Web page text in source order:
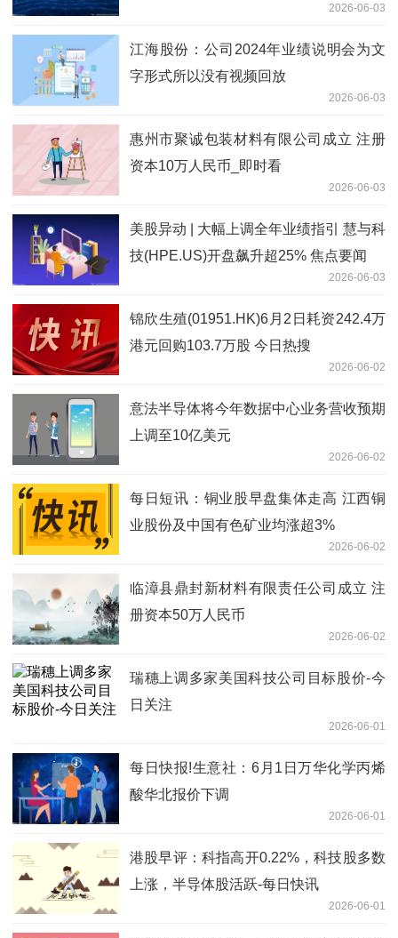
2026-06-03
江海股份：公司2024年业绩说明会为文
字形式所以没有视频回放
2026-06-03
惠州市聚诚包装材料有限公司成立 注册
资本10万人民币_即时看
2026-06-03
美股异动 | 大幅上调全年业绩指引 慧与科
技(HPE.US)开盘飙升超25% 焦点要闻
2026-06-03
锦欣生殖(01951.HK)6月2日耗资242.4万
港元回购103.7万股 今日热搜
2026-06-02
意法半导体将今年数据中心业务营收预期
上调至10亿美元
2026-06-02
每日短讯：铜业股早盘集体走高 江西铜
业股份及中国有色矿业均涨超3%
2026-06-02
临漳县鼎封新材料有限责任公司成立 注
册资本50万人民币
2026-06-02
瑞穗上调多家美国科技公司目标股价-今
日关注
2026-06-01
每日快报!生意社：6月1日万华化学丙烯
酸华北报价下调
2026-06-01
港股早评：科指高开0.22%，科技股多数
上涨，半导体股活跃-每日快讯
2026-06-01